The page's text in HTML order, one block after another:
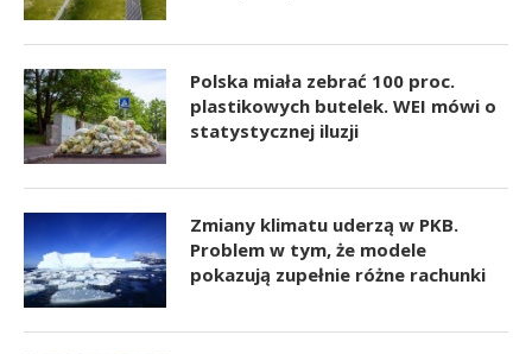
Polska miała zebrać 100 proc.
plastikowych butelek. WEI mówi o
statystycznej iluzji
Zmiany klimatu uderzą w PKB.
Problem w tym, że modele
pokazują zupełnie różne rachunki